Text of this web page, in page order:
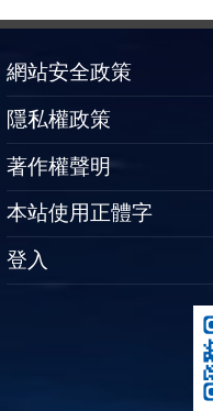
網站安全政策
隱私權政策
著作權聲明
本站使用正體字
登入